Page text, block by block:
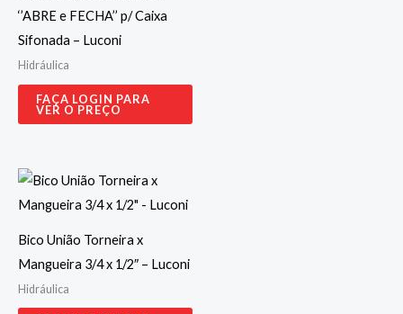
‘’ABRE e FECHA’’ p/ Caixa
Sifonada – Luconi
Hidráulica
FAÇA LOGIN PARA
VER O PREÇO
Bico União Torneira x
Mangueira 3/4 x 1/2″ – Luconi
Hidráulica